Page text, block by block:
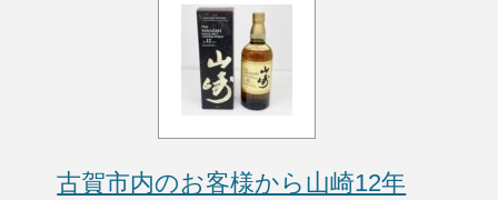
古賀市内のお客様から山崎12年